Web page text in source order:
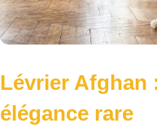
Lévrier Afghan
élégance rare